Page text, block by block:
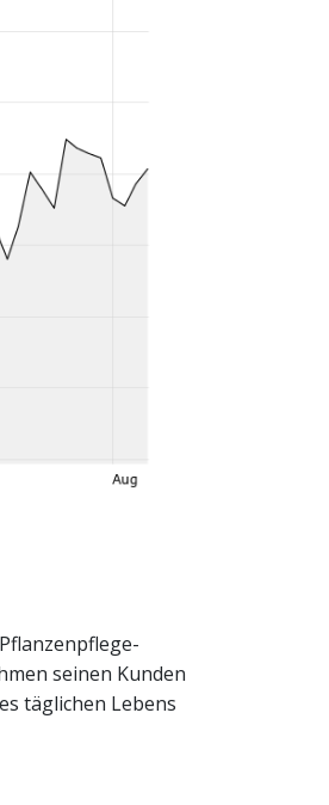
seinen Kunden
täglichen Lebens